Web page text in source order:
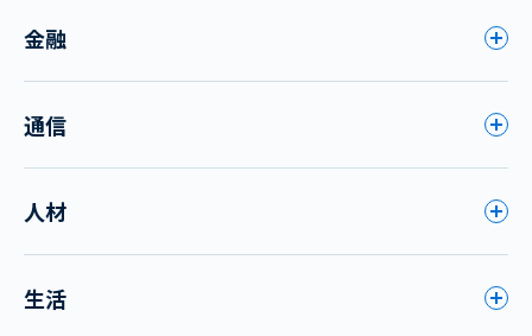
金融
通信
人材
生活